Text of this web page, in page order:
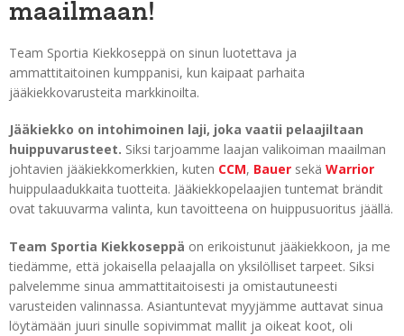
maailmaan!
Team Sportia Kiekkoseppä on sinun luotettava ja
ammattitaitoinen kumppanisi, kun kaipaat parhaita
jääkiekkovarusteita markkinoilta.
Jääkiekko on intohimoinen laji, joka vaatii pelaajiltaan
huippuvarusteet. Siksi tarjoamme laajan valikoiman maailman
johtavien jääkiekkomerkkien, kuten CCM, Bauer sekä Warrior
huippulaadukkaita tuotteita. Jääkiekkopelaajien tuntemat brändit
ovat takuuvarma valinta, kun tavoitteena on huippusuoritus jäällä.
Team Sportia Kiekkoseppä on erikoistunut jääkiekkoon, ja me
tiedämme, että jokaisella pelaajalla on yksilölliset tarpeet. Siksi
palvelemme sinua ammattitaitoisesti ja omistautuneesti
varusteiden valinnassa. Asiantuntevat myyjämme auttavat sinua
löytämään juuri sinulle sopivimmat mallit ja oikeat koot, oli